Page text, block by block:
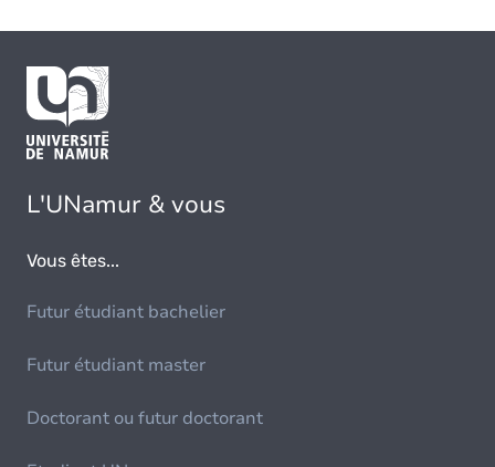
L'UNamur & vous
Vous êtes...
Futur étudiant bachelier
Futur étudiant master
Doctorant ou futur doctorant